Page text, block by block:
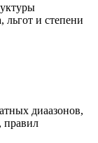
и степени
диаазонов,
правил